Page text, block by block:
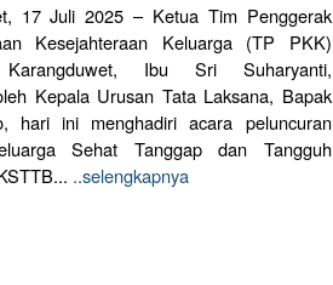
17 Juli 2025 – Ketua Tim Penggerak
Kesejahteraan Keluarga (TP PKK)
Karangduwet, Ibu Sri Suharyanti,
Kepala Urusan Tata Laksana, Bapak
hari ini menghadiri acara peluncuran
Sehat Tanggap dan Tangguh
..selengkapnya